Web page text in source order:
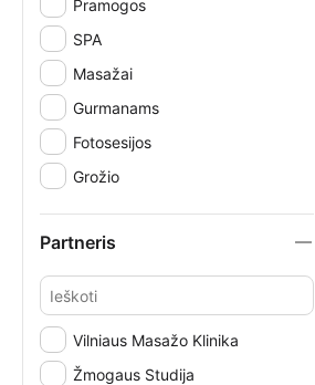
Pramogos
SPA
Masažai
Gurmanams
Fotosesijos
Grožio
Partneris
Vilniaus Masažo Klinika
Žmogaus Studija